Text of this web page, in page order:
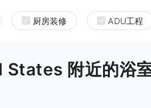
厨房装修 ADU工程
附近的浴